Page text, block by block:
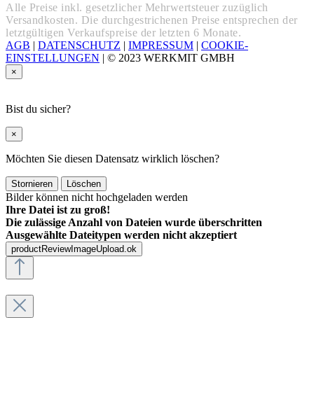
Alle Preise inkl. gesetzlicher Mehrwertsteuer zuzüglich
Versandkosten. Die durchgestrichenen Preise entsprechen der
letztgültigen Verkaufspreise der letzten 6 Monate.
AGB | DATENSCHUTZ | IMPRESSUM | COOKIE-
EINSTELLUNGEN | © 2023 WERKMIT GMBH
×
Bist du sicher?
×
Möchten Sie diesen Datensatz wirklich löschen?
Stornieren Löschen
Bilder können nicht hochgeladen werden
Ihre Datei ist zu groß!
Die zulässige Anzahl von Dateien wurde überschritten
Ausgewählte Dateitypen werden nicht akzeptiert
productReviewImageUpload.ok